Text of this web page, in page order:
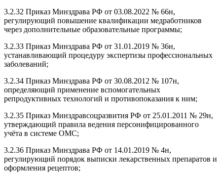
3.2.32 Приказ Минздрава РФ от 03.08.2022 № 66н,
регулирующий повышение квалификации медработников
через дополнительные образовательные программы;
3.2.33 Приказ Минздрава РФ от 31.01.2019 № 36н,
устанавливающий процедуру экспертизы профессиональных
заболеваний;
3.2.34 Приказ Минздрава РФ от 30.08.2012 № 107н,
определяющий применение вспомогательных
репродуктивных технологий и противопоказания к ним;
3.2.35 Приказ Минздравсоцразвития РФ от 25.01.2011 № 29н,
утверждающий правила ведения персонифицированного
учёта в системе ОМС;
3.2.36 Приказ Минздрава РФ от 14.01.2019 № 4н,
регулирующий порядок выписки лекарственных препаратов и
оформления рецептов;